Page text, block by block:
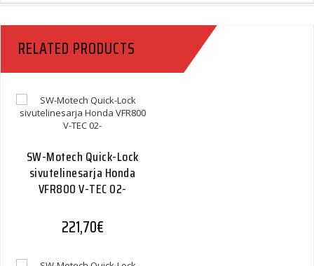
RELATED PRODUCTS
SW-Motech Quick-Lock
sivutelinesarja Honda
VFR800 V-TEC 02-
221,70€